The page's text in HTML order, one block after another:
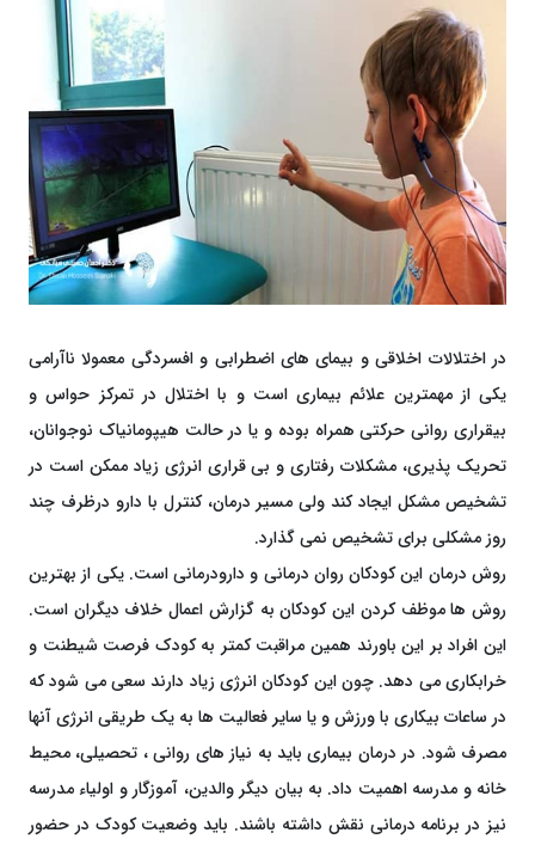
در اختلالات اخلاقی و بیمای های اضطرابی و افسردگی معمولا ناآرامی
یکی از مهمترین علائم بیماری است و با اختلال در تمرکز حواس و
بیقراری روانی حرکتی همراه بوده و یا در حالت هیپومانیاک نوجوانان،
تحریک پذیری، مشکلات رفتاری و بی قراری انرژی زیاد ممکن است در
تشخیص مشکل ایجاد کند ولی مسیر درمان، کنترل با دارو درظرف چند
روز مشکلی برای تشخیص نمی گذارد.
روش درمان این کودکان روان درمانی و دارودرمانی است. یکی از بهترین
روش ها موظف کردن این کودکان به گزارش اعمال خلاف دیگران است.
این افراد بر این باورند همین مراقبت کمتر به کودک فرصت شیطنت و
خرابکاری می دهد. چون این کودکان انرژی زیاد دارند سعی می شود که
در ساعات بیکاری با ورزش و یا سایر فعالیت ها به یک طریقی انرژی آنها
مصرف شود. در درمان بیماری باید به نیاز های روانی ، تحصیلی، محیط
خانه و مدرسه اهمیت داد. به بیان دیگر والدین، آموزگار و اولیاء مدرسه
نیز در برنامه درمانی نقش داشته باشند. باید وضعیت کودک در حضور